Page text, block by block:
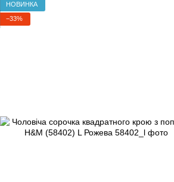
НОВИНКА
−33%